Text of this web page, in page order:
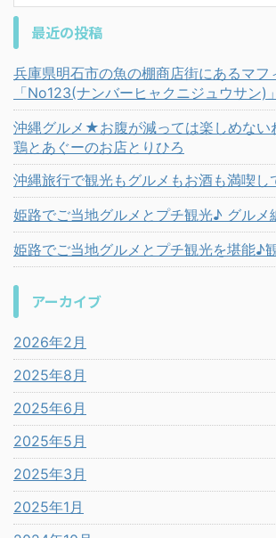
最近の投稿
兵庫県明石市の魚の棚商店街にあるマフ
「No123(ナンバーヒャクニジュウサン
沖縄グルメ★お腹が減っては楽しめない
鶏とあぐーのお店とりひろ
沖縄旅行で観光もグルメもお酒も満喫
姫路でご当地グルメとプチ観光♪ グルメ
姫路でご当地グルメとプチ観光を堪能♪
アーカイブ
2026年2月
2025年8月
2025年6月
2025年5月
2025年3月
2025年1月